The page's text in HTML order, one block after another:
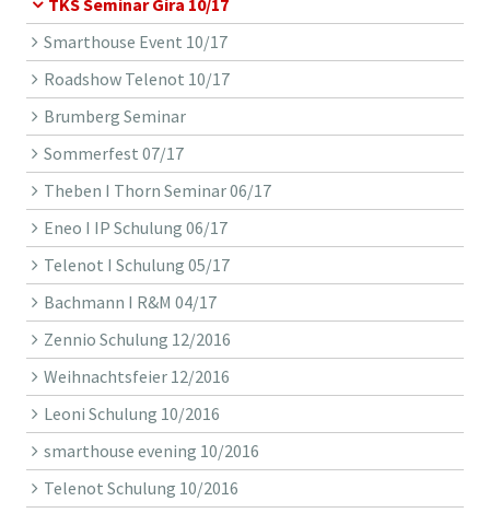
TKS Seminar Gira 10/17
Smarthouse Event 10/17
Roadshow Telenot 10/17
Brumberg Seminar
Sommerfest 07/17
Theben I Thorn Seminar 06/17
Eneo I IP Schulung 06/17
Telenot I Schulung 05/17
Bachmann I R&M 04/17
Zennio Schulung 12/2016
Weihnachtsfeier 12/2016
Leoni Schulung 10/2016
smarthouse evening 10/2016
Telenot Schulung 10/2016